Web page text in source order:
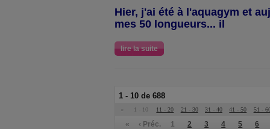
Hier, j'ai été à l'aquagym et
mes 50 longueurs... il
lire la suite
1 - 10 de 688
« 1 - 10 11 - 20 21 - 30 31 - 40 41 - 50 51 -
« ‹ Préc. 1 2 3 4 5 6